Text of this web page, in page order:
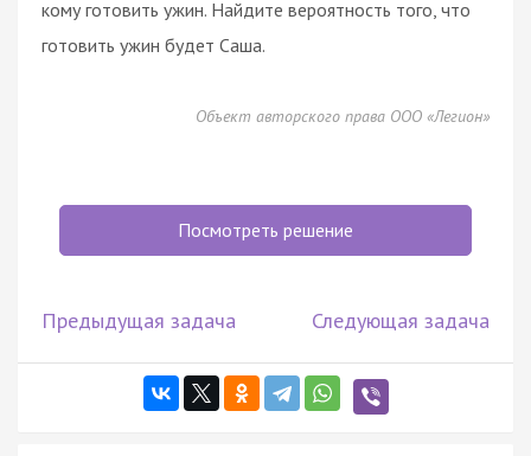
кому готовить ужин. Найдите вероятность того, что
готовить ужин будет Саша.
Объект авторского права ООО «Легион»
Посмотреть решение
Предыдущая задача Следующая задача